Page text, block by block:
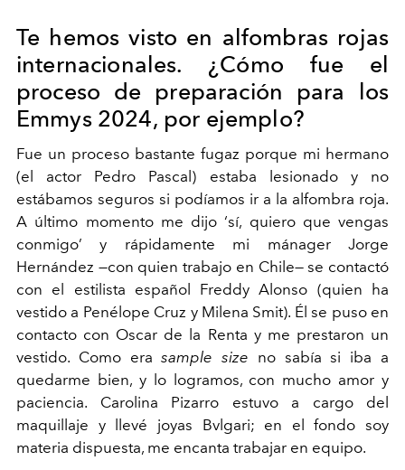
Te hemos visto en alfombras rojas
internacionales. ¿Cómo fue el
proceso de preparación para los
Emmys 2024, por ejemplo?
Fue un proceso bastante fugaz porque mi hermano
(el actor Pedro Pascal) estaba lesionado y no
estábamos seguros si podíamos ir a la alfombra roja.
A último momento me dijo ‘sí, quiero que vengas
conmigo’ y rápidamente mi mánager Jorge
Hernández —con quien trabajo en Chile—se contactó
con el estilista español Freddy Alonso (quien ha
vestido a Penélope Cruz y Milena Smit). Él se puso en
contacto con Oscar de la Renta y me prestaron un
vestido. Como erasample size no sabía si iba a
quedarme bien, y lo logramos, con mucho amor y
paciencia. Carolina Pizarro estuvo a cargo del
maquillaje y llevé joyas Bvlgari; en el fondo soy
materia dispuesta, me encanta trabajar en equipo.